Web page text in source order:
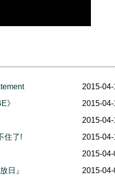
》
住了!
日』
2015-
2015-
2015-
2015-
2015-
2015-